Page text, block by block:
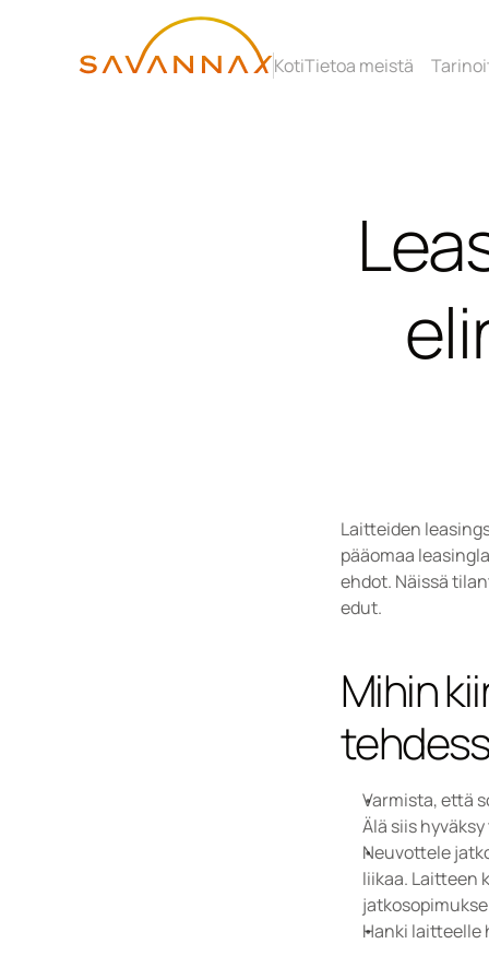
KotiTietoa meistä
Laitteiden
pääomaa
ehdot. Näissä
edut.
Mihin
Varmista, että
Älä siis
Neuvottele
liikaa. Laitteen
Hanki laitteelle